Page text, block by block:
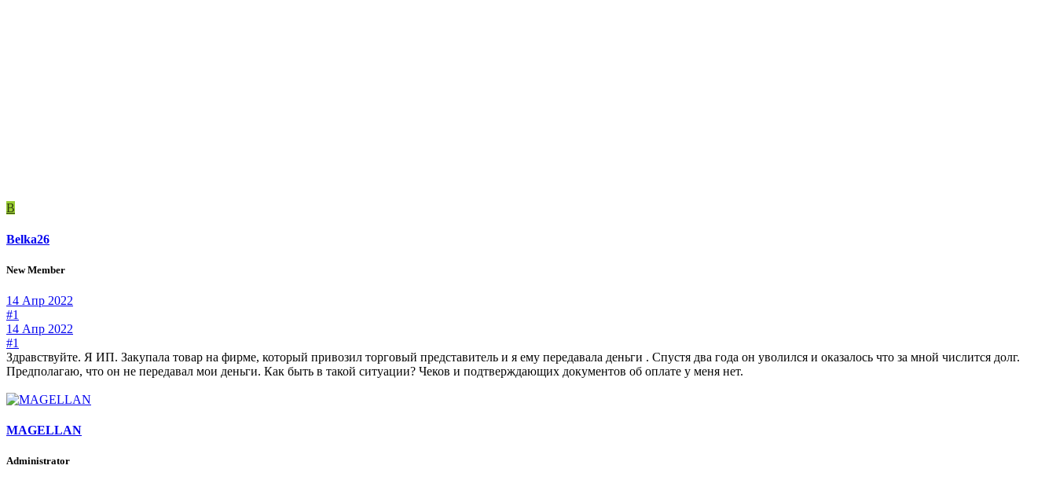
B
Belka26
New Member
14 Апр 2022
#1
14 Апр 2022
#1
Здравствуйте. Я ИП. Закупала товар на фирме, который привозил торговый представитель и я ему передавала деньги . Спустя два года он уволился и оказалось что за мной числится долг.
Предполагаю, что он не передавал мои деньги. Как быть в такой ситуации? Чеков и подтверждающих документов об оплате у меня нет.
MAGELLAN
Administrator